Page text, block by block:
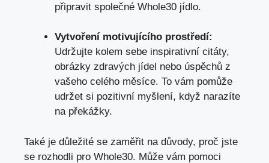
připravit společné Whole30 jídlo.
Vytvoření motivujícího prostředí:
Udržujte kolem sebe inspirativní citáty,
obrázky zdravých jídel nebo úspěchů z
vašeho celého měsíce. To vám pomůže
udržet si pozitivní myšlení, když narazíte
na překážky.
Také je důležité se zaměřit na důvody, proč jste
se rozhodli pro Whole30. Může vám pomoci